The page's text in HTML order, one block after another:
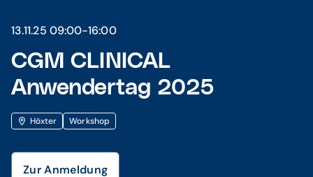
13.11.25 09:00-16:00
CGM CLINICAL
Anwendertag 2025
Höxter Workshop
Zur Anmeldung